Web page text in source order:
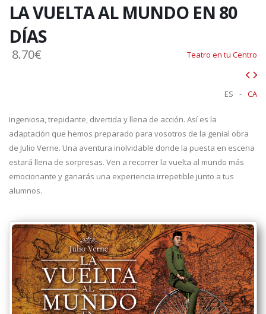
LA VUELTA AL MUNDO EN 80
DÍAS
8.70€ Teatro en tu Centro
CA
-
ES
Ingeniosa, trepidante, divertida y llena de acción. Así es la
adaptación que hemos preparado para vosotros de la genial obra
de Julio Verne. Una aventura inolvidable donde la puesta en escena
estará llena de sorpresas. Ven a recorrer la vuelta al mundo más
emocionante y ganarás una experiencia irrepetible junto a tus
alumnos.